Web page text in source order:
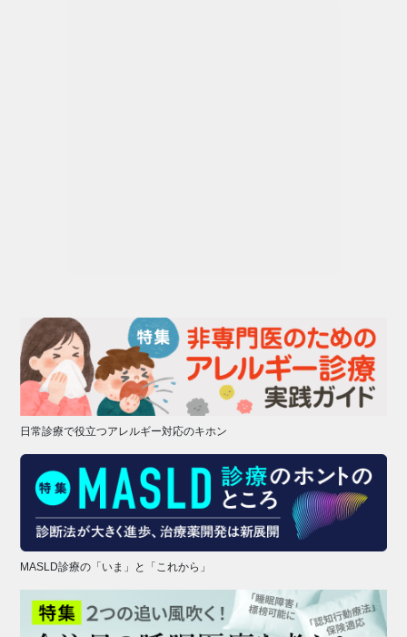
日常診療で役立つアレルギー対応のキホン
MASLD診療の「いま」と「これから」